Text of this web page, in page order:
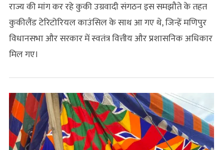
राज्य की मांग कर रहे कुकी उग्रवादी संगठन इस समझौते के तहत
कुकीलैंड टेरिटोरियल काउंसिल के साथ आ गए थे, जिन्हें मणिपुर
विधानसभा और सरकार में स्वतंत्र वित्तीय और प्रशासनिक अधिकार
मिल गए।